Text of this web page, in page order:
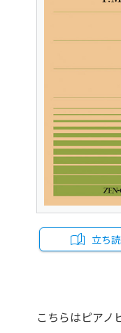
立ち
こちらはピアノ